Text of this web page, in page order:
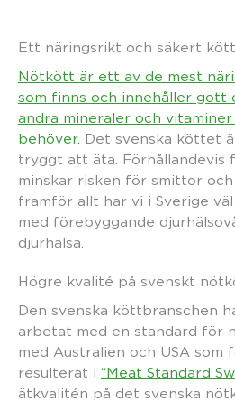
Ett näringsrikt och säkert kött
Nötkött är ett av de mest
som finns och innehåller gott
andra mineraler och
behöver. Det svenska köttet
tryggt att äta. Förhållandevis
minskar risken för smittor och
framför allt har vi i Sverige
med förebyggande
djurhälsa.
Högre kvalité på svenskt
Den svenska köttbranschen
arbetat med en standard för
med Australien och USA som
resulterat i “Meat Standard
ätkvalitén på det svenska